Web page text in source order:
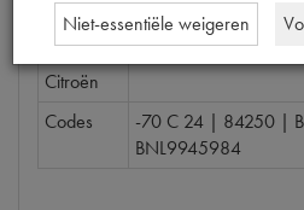
Eigenschappen
Citroën
Codes
-70 C 24 | 84250 |
BNL9945984
Niet-essentiële weigeren